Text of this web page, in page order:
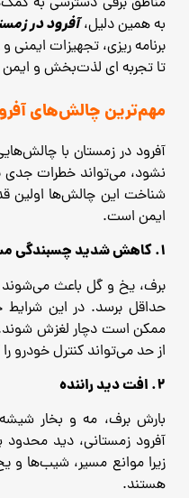
به همین دلیل،آفرود در
برنامه ‌ریزی، تجهیزات
تا تجربه‌ ای لذت‌بخش و ایمن
مهم‌ترین چالش‌های
آفرود در زمستان با
نشود، می‌تواند خطرات جدی
شناخت این چالش‌ها اولین
ایمن است.
۱. کاهش شدید چسبندگی مسیر
برف، یخ و گل باعث می‌شوند
حداقل برسد. در این شرایط
ممکن است دچار لغزش شوند.
از حد می‌تواند کنترل خودرو را
۲. افت دید راننده
بارش برف، مه و بخار
آفرود زمستانی، دید
زیرا موانع مسیر، شیب‌ها
هستند.